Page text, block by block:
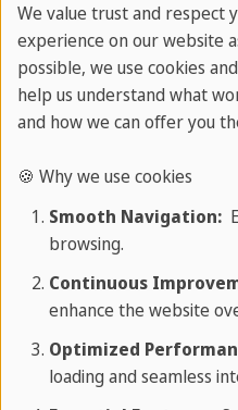
напрямок для
У все більш
глобалізованому
однією або кількома з
найбільш
мовами світу є вмінням,
яке високо цінують
роботодавці. Але як
цій статті ми
мови може
We value trust and respect
experience on our website
possible, we use cookies
help us understand what
and how we can offer you
🍪 Why we use cookies
Smooth Navigation:
browsing.
Continuous
enhance the website
Optimized
loading and seamless